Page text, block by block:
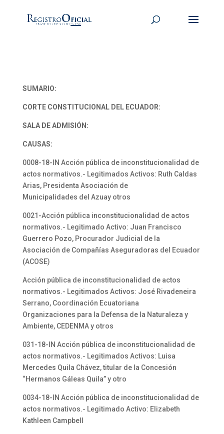
SUMARIO:
CORTE CONSTITUCIONAL DEL ECUADOR:
SALA DE ADMISIÓN:
CAUSAS:
0008-18-IN Acción pública de inconstitucionalidad de
actos normativos.- Legitimados Activos: Ruth Caldas
Arias, Presidenta Asociación de
Municipalidades del Azuay otros
0021-Acción pública inconstitucionalidad de actos
normativos.- Legitimado Activo: Juan Francisco
Guerrero Pozo, Procurador Judicial de la
Asociación de Compañías Aseguradoras del Ecuador
(ACOSE)
Acción pública de inconstitucionalidad de actos
normativos.- Legitimados Activos: José Rivadeneira
Serrano, Coordinación Ecuatoriana
Organizaciones para la Defensa de la Naturaleza y
Ambiente, CEDENMA y otros
031-18-IN Acción pública de inconstitucionalidad de
actos normativos.- Legitimados Activos: Luisa
Mercedes Quila Chávez, titular de la Concesión
“Hermanos Gáleas Quila” y otro
0034-18-IN Acción pública de inconstitucionalidad de
actos normativos.- Legitimado Activo: Elizabeth
Kathleen Campbell